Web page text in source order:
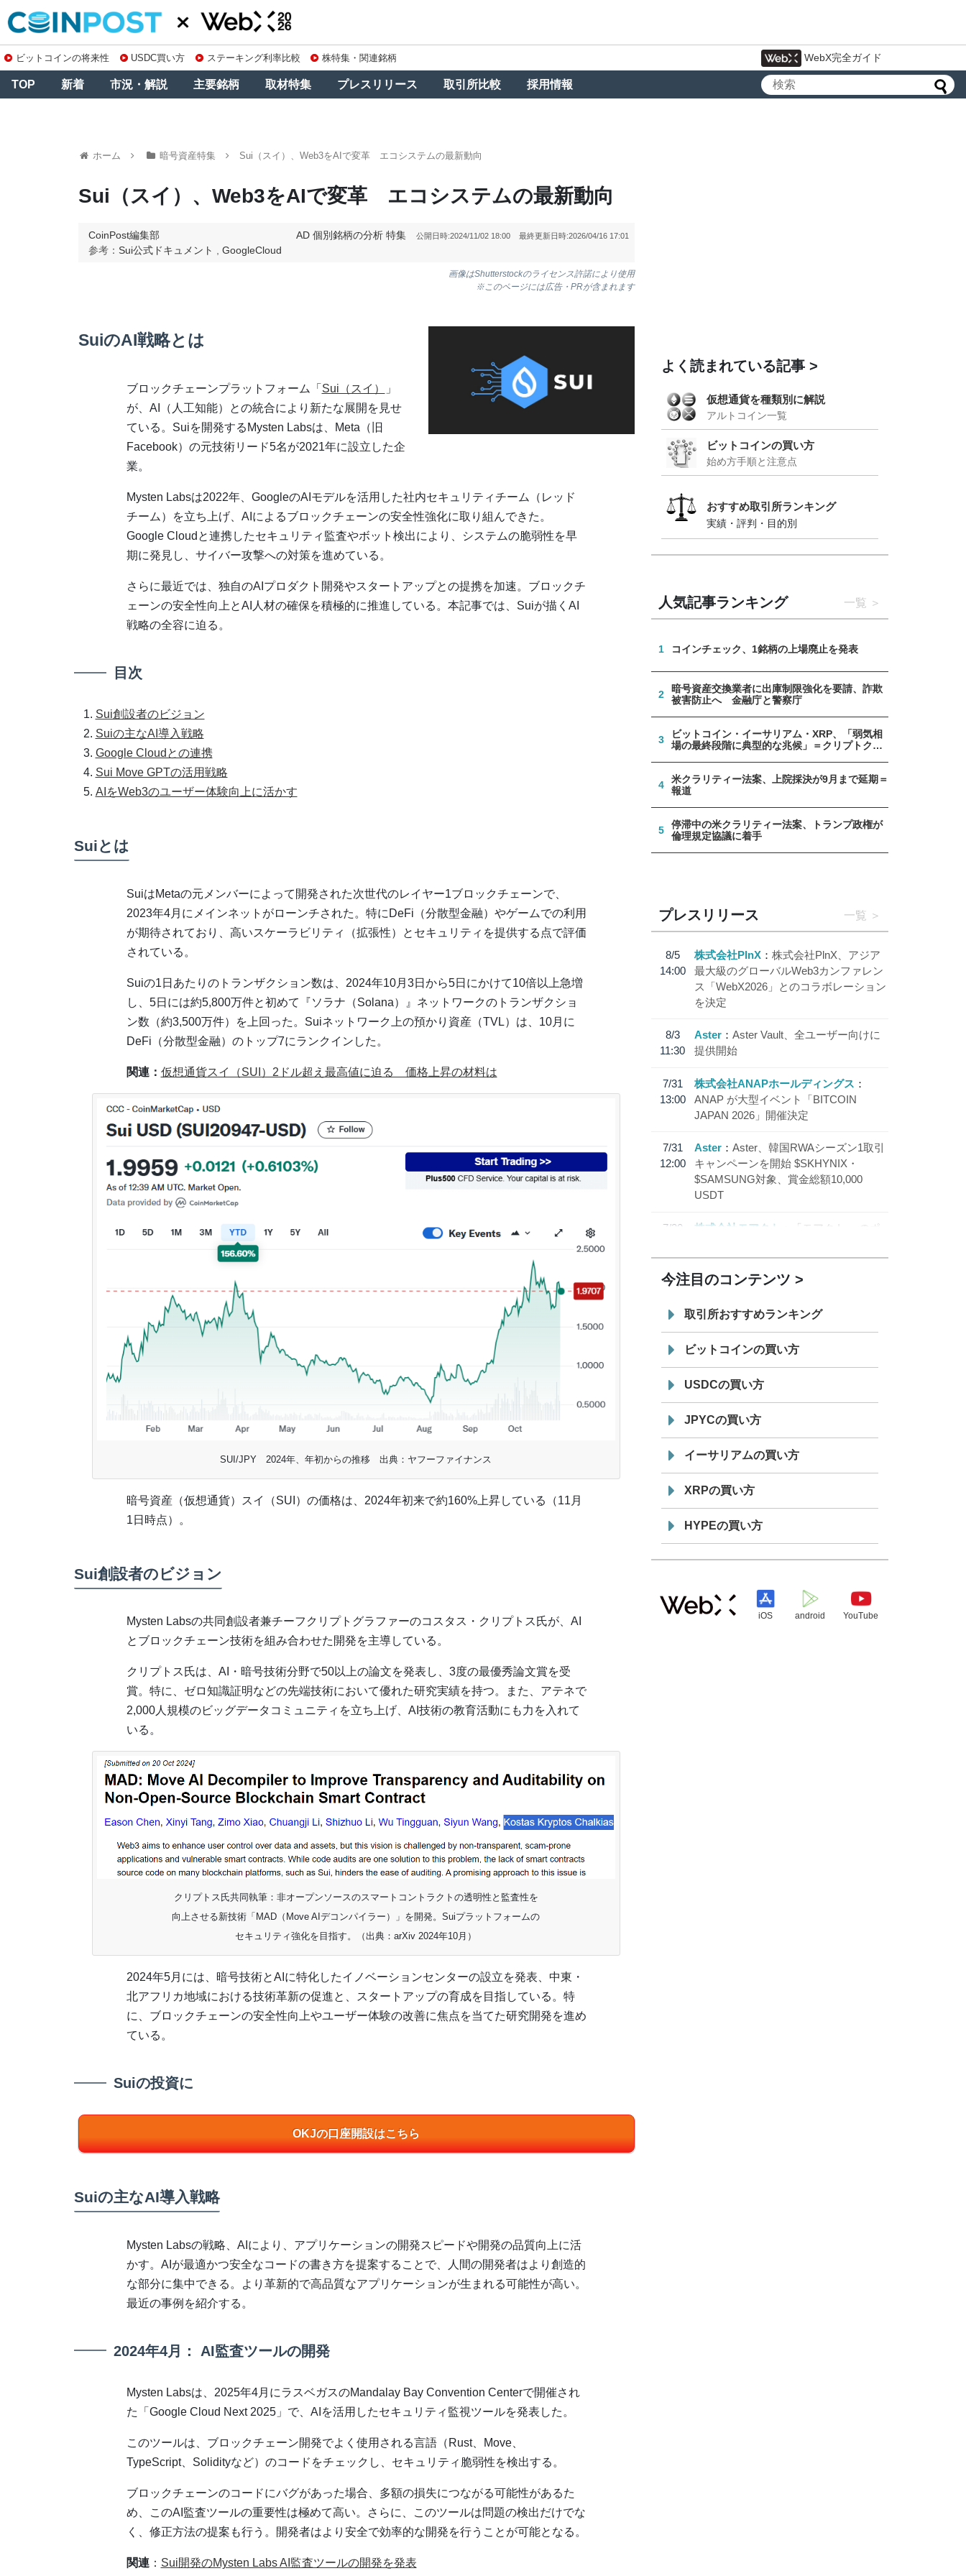
ビットコインの将来性 USDC買い方 ステーキング利率比較 株特集・関連銘柄 WebX完全ガイド
TOP 新着 市況・解説 主要銘柄 取材特集 プレスリリース 取引所比較 採用情報
ホーム 暗号資産特集 Sui（スイ）、Web3をAIで変革 エコシステムの最新動向
Sui（スイ）、Web3をAIで変革 エコシステムの最新動向
CoinPost編集部
参考： Sui公式ドキュメント GoogleCloud
AD 個別銘柄の分析 特集 公開日時:2024/11/02 18:00 最終更新日時:2026/04/16 17:01
画像はShutterstockのライセンス許諾により使用
※このページには広告・PRが含まれます
SuiのAI戦略とは
ブロックチェーンプラットフォーム「 Sui（スイ）
」
が、AI（人工知能）との統合により新たな展開を見せ
ている。Suiを開発するMysten Labsは、Meta（旧
Facebook）の元技術リード5名が2021年に設立した企
業。
Mysten Labsは2022年、GoogleのAIモデルを活用した社内セキュリティチーム（レッド
チーム）を立ち上げ、AIによるブロックチェーンの安全性強化に取り組んできた。
Google Cloudと連携したセキュリティ監査やボット検出により、システムの脆弱性を早
期に発見し、サイバー攻撃への対策を進めている。
さらに最近では、独自のAIプロダクト開発やスタートアップとの提携を加速。ブロックチ
ェーンの安全性向上とAI人材の確保を積極的に推進している。本記事では、Suiが描くAI
戦略の全容に迫る。
目次
Sui創設者のビジョン
Suiの主なAI導入戦略
Google Cloudとの連携
Sui Move GPTの活用戦略
AIをWeb3のユーザー体験向上に活かす
Suiとは
SuiはMetaの元メンバーによって開発された次世代のレイヤー1ブロックチェーンで、
2023年4月にメインネットがローンチされた。特にDeFi（分散型金融）やゲームでの利用
が期待されており、高いスケーラビリティ（拡張性）とセキュリティを提供する点で評価
されている。
Suiの1日あたりのトランザクション数は、2024年10月3日から5日にかけて10倍以上急増
し、5日には約5,800万件と初めて『ソラナ（Solana）』ネットワークのトランザクショ
ン数（約3,500万件）を上回った。Suiネットワーク上の預かり資産（TVL）は、10月に
DeFi（分散型金融）のトップ7にランクインした。
関連： 仮想通貨スイ（SUI）2ドル超え最高値に迫る 価格上昇の材料は
SUI/JPY 2024年、年初からの推移 出典：ヤフーファイナンス
暗号資産（仮想通貨）スイ（SUI）の価格は、2024年初来で約160%上昇している（11月
1日時点）。
Sui創設者のビジョン
Mysten Labsの共同創設者兼チーフクリプトグラファーのコスタス・クリプトス氏が、AI
とブロックチェーン技術を組み合わせた開発を主導している。
クリプトス氏は、AI・暗号技術分野で50以上の論文を発表し、3度の最優秀論文賞を受
賞。特に、ゼロ知識証明などの先端技術において優れた研究実績を持つ。また、アテネで
2,000人規模のビッグデータコミュニティを立ち上げ、AI技術の教育活動にも力を入れて
いる。
クリプトス氏共同執筆：非オープンソースのスマートコントラクトの透明性と監査性を
向上させる新技術「MAD（Move AIデコンパイラー）」を開発。Suiプラットフォームの
セキュリティ強化を目指す。（出典：arXiv 2024年10月）
2024年5月には、暗号技術とAIに特化したイノベーションセンターの設立を発表、中東・
北アフリカ地域における技術革新の促進と、スタートアップの育成を目指している。特
に、ブロックチェーンの安全性向上やユーザー体験の改善に焦点を当てた研究開発を進め
ている。
Suiの投資に
OKJの口座開設はこちら
Suiの主なAI導入戦略
Mysten Labsの戦略、AIにより、アプリケーションの開発スピードや開発の品質向上に活
かす。AIが最適かつ安全なコードの書き方を提案することで、人間の開発者はより創造的
な部分に集中できる。より革新的で高品質なアプリケーションが生まれる可能性が高い。
最近の事例を紹介する。
2024年4月： AI監査ツールの開発
Mysten Labsは、2025年4月にラスベガスのMandalay Bay Convention Centerで開催され
た「Google Cloud Next 2025」で、AIを活用したセキュリティ監視ツールを発表した。
このツールは、ブロックチェーン開発でよく使用される言語（Rust、Move、
TypeScript、Solidityなど）のコードをチェックし、セキュリティ脆弱性を検出する。
ブロックチェーンのコードにバグがあった場合、多額の損失につながる可能性があるた
め、このAI監査ツールの重要性は極めて高い。さらに、このツールは問題の検出だけでな
く、修正方法の提案も行う。開発者はより安全で効率的な開発を行うことが可能となる。
関連： Sui開発のMysten Labs AI監査ツールの開発を発表
よく読まれている記事
仮想通貨を種類別に解説
アルトコイン一覧
ビットコインの買い方
始め方手順と注意点
おすすめ取引所ランキング
実績・評判・目的別
人気記事ランキング 一覧
1 コインチェック、1銘柄の上場廃止を発表
2
暗号資産交換業者に出庫制限強化を要請、詐欺
被害防止へ 金融庁と警察庁
3
ビットコイン・イーサリアム・XRP、「弱気相
場の最終段階に典型的な兆候」＝クリプトクア
4
米クラリティー法案、上院採決が9月まで延期＝
報道
5
停滞中の米クラリティー法案、トランプ政権が
倫理規定協議に着手
プレスリリース 一覧
8/5
14:00
株式会社PlnX
株式会社PlnX、アジア
最大級のグローバルWeb3カンファレン
ス「WebX2026」とのコラボレーション
を決定
8/3
11:30
Aster
Aster Vault、全ユーザー向けに
提供開始
7/31
13:00
株式会社ANAPホールディングス
ANAP が大型イベント「BITCOIN
JAPAN 2026」開催決定
7/31
12:00
Aster
Aster、韓国RWAシーズン1取引
キャンペーンを開始 $SKHYNIX・
$SAMSUNG対象、賞金総額10,000
USDT
7/30
株式会社モアクト
「モアクト」 のポ
「 JPYC」を追加
19:30
てステーブルコイン「JPYSC」徹底解
説セミナーを開催
今注目のコンテンツ
取引所おすすめランキング
ビットコインの買い方
USDCの買い方
JPYCの買い方
イーサリアムの買い方
XRPの買い方
HYPEの買い方
iOS android YouTube